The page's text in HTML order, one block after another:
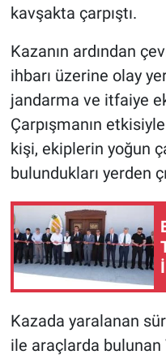
kavşakta çarpıştı.
Kazanın ardından
ihbarı üzerine olay
jandarma ve itfaiye
Çarpışmanın
kişi, ekiplerin yoğun
bulundukları yerden
Kazada yaralanan
ile araçlarda bulunan